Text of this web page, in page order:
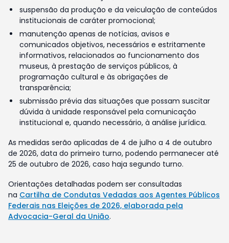
suspensão da produção e da veiculação de conteúdos
institucionais de caráter promocional;
manutenção apenas de notícias, avisos e
comunicados objetivos, necessários e estritamente
informativos, relacionados ao funcionamento dos
museus, à prestação de serviços públicos, à
programação cultural e às obrigações de
transparência;
submissão prévia das situações que possam suscitar
dúvida à unidade responsável pela comunicação
institucional e, quando necessário, à análise jurídica.
As medidas serão aplicadas de 4 de julho a 4 de outubro
de 2026, data do primeiro turno, podendo permanecer até
25 de outubro de 2026, caso haja segundo turno.
Orientações detalhadas podem ser consultadas
na Cartilha de Condutas Vedadas aos Agentes Públicos
Federais nas Eleições de 2026, elaborada pela
Advocacia-Geral da União.